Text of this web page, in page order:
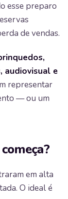
esse preparo
de vendas.
audiovisual e
representar
— ou um
em alta
O ideal é